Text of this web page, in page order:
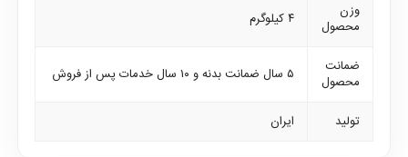
وزن
محصول
۴ کیلوگرم
ضمانت
محصول
۵ سال ضمانت بدنه و ۱۰ سال خدمات پس از فروش
تولید ایران